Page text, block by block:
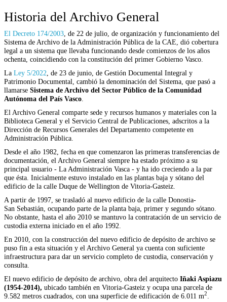
Historia del Archivo General
El Decreto 174/2003 , de 22 de julio, de organización y funcionamiento del
Sistema de Archivo de la Administración Pública de la CAE, dió cobertura
legal a un sistema que llevaba funcionando desde comienzos de los años
ochenta, coincidiendo con la constitución del primer Gobierno Vasco.
La Ley 5/2022 , de 23 de junio, de Gestión Documental Integral y
Patrimonio Documental, cambió la denominación del Sistema, que pasó a
llamarse Sistema de Archivo del Sector Público de la Comunidad
Autónoma del País Vasco
El Archivo General comparte sede y recursos humanos y materiales con la
Biblioteca General y el Servicio Central de Publicaciones, adscritos a la
Dirección de Recursos Generales del Departamento competente en
Administración Pública.
Desde el año 1982, fecha en que comenzaron las primeras transferencias de
documentación, el Archivo General siempre ha estado próximo a su
principal usuario - La Administración Vasca - y ha ido creciendo a la par
que ésta. Inicialmente estuvo instalado en las plantas baja y sótano del
edificio de la calle Duque de Wellington de Vitoria-Gasteiz.
A partir de 1997, se trasladó al nuevo edificio de la calle Donostia-
San Sebastián, ocupando parte de la planta baja, primer y segundo sótano.
No obstante, hasta el año 2010 se mantuvo la contratación de un servicio de
custodia externa iniciado en el año 1992.
En 2010, con la construcción del nuevo edificio de depósito de archivo se
puso fin a esta situación y el Archivo General ya cuenta con suficiente
infraestructura para dar un servicio completo de custodia, conservación y
consulta.
El nuevo edificio de depósito de archivo, obra del arquitecto Iñaki Aspiazu
(1954-2014), ubicado también en Vitoria-Gasteiz y ocupa una parcela de
9.582 metros cuadrados, con una superficie de edificación de 6.011 m2